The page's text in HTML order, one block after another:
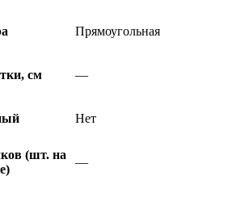
Прямоугольная
см —
Нет
(шт. на
—